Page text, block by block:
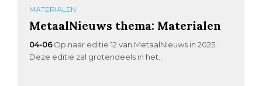
MATERIALEN
MetaalNieuws thema: Materialen
04-06 Op naar editie 12 van MetaalNieuws in 2025.
Deze editie zal grotendeels in het...